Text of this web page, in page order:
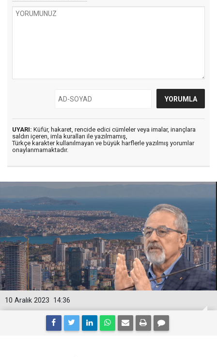
UYARI: Küfür, hakaret, rencide edici cümleler veya imalar, inançlara
saldırı içeren, imla kuralları ile yazılmamış,
Türkçe karakter kullanılmayan ve büyük harflerle yazılmış yorumlar
onaylanmamaktadır.
14:36
10 Aralık 2023